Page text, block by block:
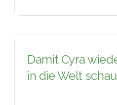
Damit Cyra
in die Welt